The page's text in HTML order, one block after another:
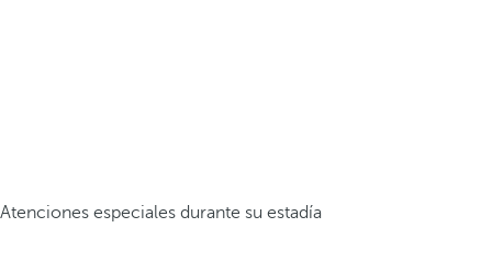
Atenciones especiales durante su estadía